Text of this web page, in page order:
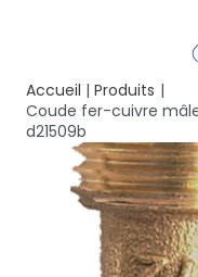
Accueil
Produits
Coude fer-cuivre
d21509b